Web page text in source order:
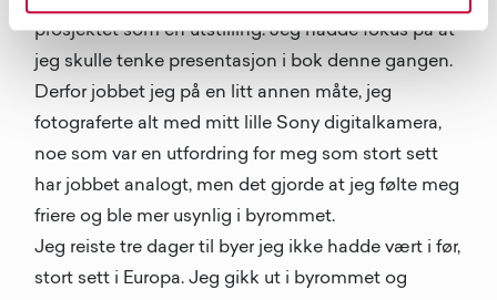
prosjektet som en utstilling. Jeg hadde fokus på at
jeg skulle tenke presentasjon i bok denne gangen.
Derfor jobbet jeg på en litt annen måte, jeg
fotograferte alt med mitt lille Sony digitalkamera,
noe som var en utfordring for meg som stort sett
har jobbet analogt, men det gjorde at jeg følte meg
friere og ble mer usynlig i byrommet.
Jeg reiste tre dager til byer jeg ikke hadde vært i før,
stort sett i Europa. Jeg gikk ut i byrommet og